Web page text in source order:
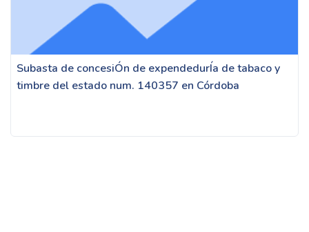
Subasta de concesiÓn de expendedurÍa de tabaco y
timbre del estado num. 140357 en Córdoba